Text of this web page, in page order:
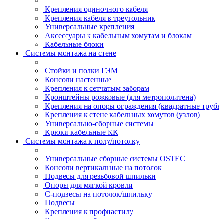
Крепления одиночного кабеля
Крепления кабеля в треугольник
Универсальные крепления
Аксессуары к кабельным хомутам и блокам
Кабельные блоки
Системы монтажа на стене
Стойки и полки ГЭМ
Консоли настенные
Крепления к сетчатым заборам
Кронштейны рожковые (для метрополитена)
Крепления на опоры ограждения (квадратные
Крепления к стене кабельных хомутов (узлов)
Универсально-сборные системы
Крюки кабельные КК
Системы монтажа к полу/потолку
Универсальные сборные системы OSTEC
Консоли вертикальные на потолок
Подвесы для резьбовой шпильки
Опоры для мягкой кровли
С-подвесы на потолок/шпильку
Подвесы
Крепления к профнастилу